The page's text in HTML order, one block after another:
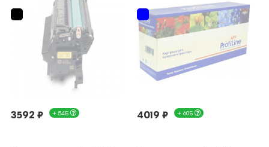
3592 ₽ + 54Б 4019 ₽ + 60Б